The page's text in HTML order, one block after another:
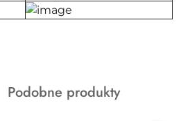
Produkty
Podobne produkty